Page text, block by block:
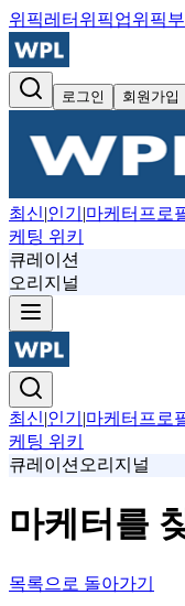
위픽레터 위픽업위픽
로그인 회원가입
최신|인기 |마케터프로
케팅 위키
큐레이션
오리지널
최신|인기 |마케터프로
케팅 위키
큐레이션 오리지널
마케터를
목록으로 돌아가기